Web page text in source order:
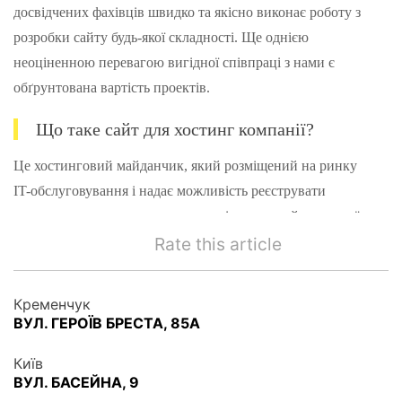
досвідчених фахівців швидко та якісно виконає роботу з
розробки сайту будь-якої складності. Ще однією
неоціненною перевагою вигідної співпраці з нами є
обґрунтована вартість проектів.
Що таке сайт для хостинг компанії?
Це хостинговий майданчик, який розміщений на ринку
IT-обслуговування і надає можливість реєструвати
домени, орендувати сервери, розміщувати сайти на своїх
технічних майданчиках. Вона дає кожному клієнту
Особливості розробки сайту для хостинг
Розробка веб-ресурсів з різними тарифними планами –
Rate this article
Кременчук
ВУЛ. ГЕРОЇВ БРЕСТА, 85А
Київ
ВУЛ. БАСЕЙНА, 9